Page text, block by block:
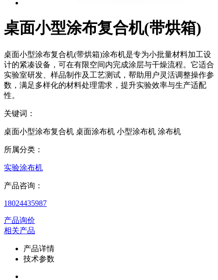
桌面小型涂布复合机(带烘箱)
桌面小型涂布复合机(带烘箱)涂布机是专为小批量材料加工设
计的紧凑设备，可在有限空间内完成涂层与干燥流程。它适合
实验室研发、样品制作及工艺测试，帮助用户灵活调整操作参
数，满足多样化的材料处理需求，提升实验效率与生产适配
性。
关键词：
桌面小型涂布复合机 桌面涂布机 小型涂布机 涂布机
所属分类：
实验涂布机
产品咨询：
18024435987
产品询价
相关产品
产品详情
技术参数